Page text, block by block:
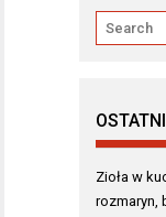
Zioła w
rozmaryn,